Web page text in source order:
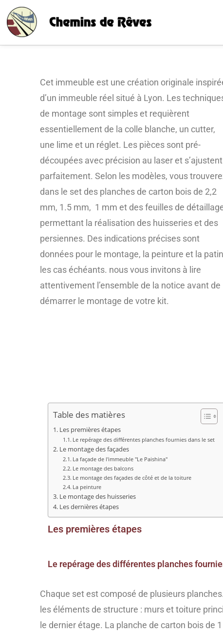
Cet immeuble est une création originale
d’un immeuble réel situé à Lyon. Les
de montage sont simples et requièrent
essentiellement de la colle blanche, un cutter,
une lime et un réglet. Les pièces sont pré-
découpées avec précision au laser et s’ajustent
parfaitement. Selon les modèles, vous
dans le set des planches de carton bois de 2,2
mm, 1.5 mm, 1 mm et des feuilles de
permettant la réalisation des huisseries et des
persiennes. Des indications précises sont
données pour le montage, la peinture et la
les cas échéants. nous vous invitons à lire
attentivement l’ensemble de la notice avant de
démarrer le montage de votre kit.
Table des matières
Les premières étapes
Le repérage des différentes planches fournies dans le set
Le montage des façades
La façade de l'immeuble "Le Paishina"
Le montage des balcons
Le montage des façades de côté et de la toiture
La peinture
Le montage des huisseries
Les dernières étapes
Les premières étapes
Le repérage des différentes planches
Chaque set est composé de plusieurs
les éléments de structure : murs et toiture
le dernier étage. La planche de carton bois